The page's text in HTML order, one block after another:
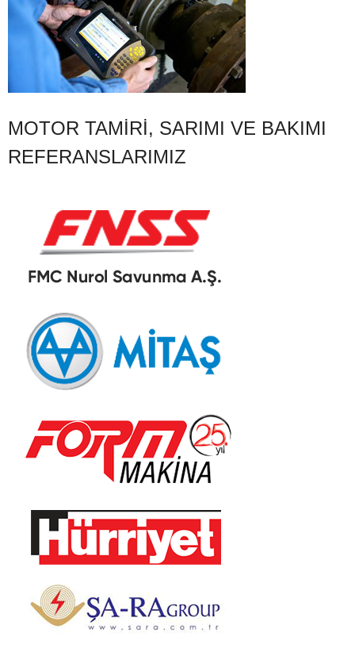
MOTOR TAMIRI, SARIMI VE BAKIMI
REFERANSLARIMIZ